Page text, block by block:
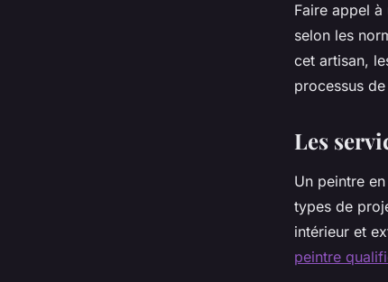
Faire appel
selon les
cet artisan,
processus
Les
Un peintre
types de
intérieur et
peintre